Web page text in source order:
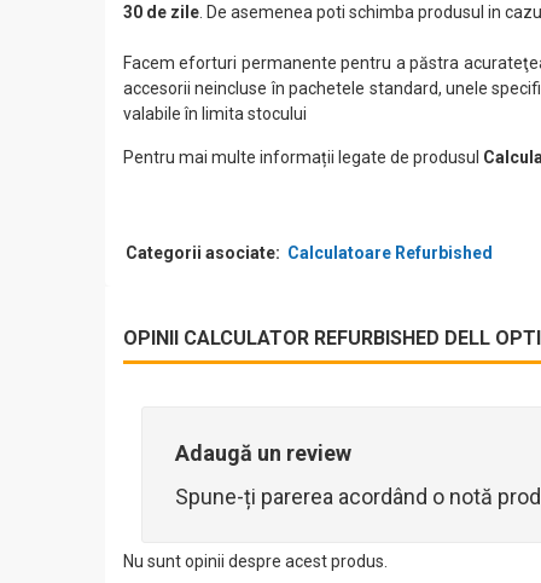
30 de zile . De asemenea poti schimba produsul in
Facem eforturi permanente pentru a păstra
accesorii neincluse în pachetele standard, unele
valabile în limita stocului
Pentru mai multe informații legate de produsul
Categorii asociate: Calculatoare Refurbished
OPINII CALCULATOR REFURBISHED DELL
Adaugă un review
Spune-ți parerea acordând o notă
Nu sunt opinii despre acest produs.